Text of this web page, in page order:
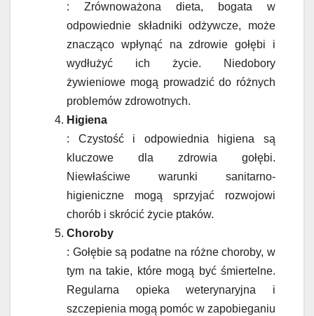
: Zrównoważona dieta, bogata w
odpowiednie składniki odżywcze, może
znacząco wpłynąć na zdrowie gołębi i
wydłużyć ich życie. Niedobory
żywieniowe mogą prowadzić do różnych
problemów zdrowotnych.
Higiena
: Czystość i odpowiednia higiena są
kluczowe dla zdrowia gołębi.
Niewłaściwe warunki sanitarno-
higieniczne mogą sprzyjać rozwojowi
chorób i skrócić życie ptaków.
Choroby
: Gołębie są podatne na różne choroby, w
tym na takie, które mogą być śmiertelne.
Regularna opieka weterynaryjna i
szczepienia mogą pomóc w zapobieganiu